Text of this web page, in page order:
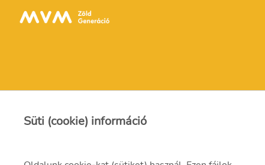
Süti (cookie) információ